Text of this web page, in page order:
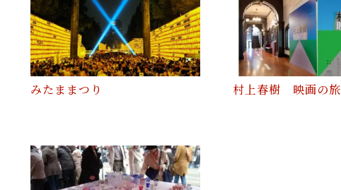
みたままつり 村上春樹 映画の旅